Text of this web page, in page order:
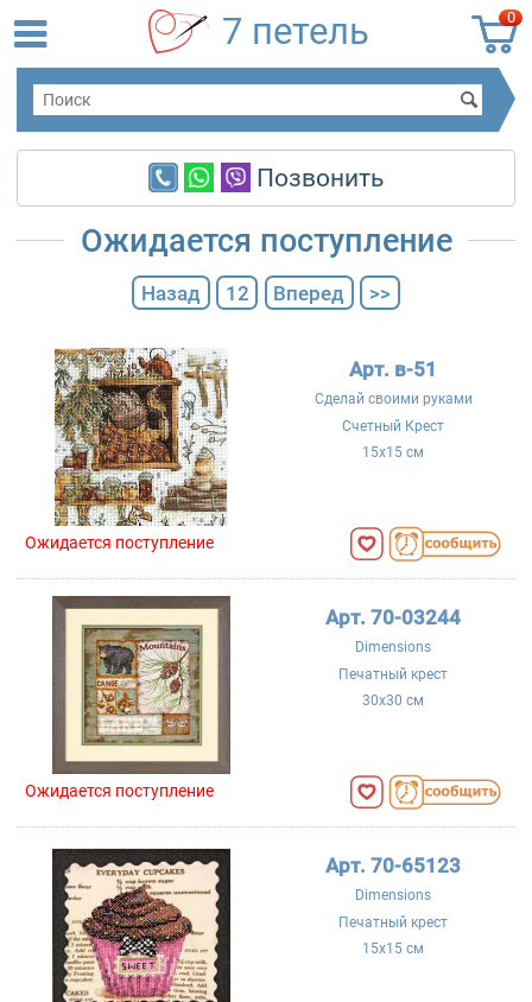
0
7 петель
Позвонить
Ожидается поступление
Назад 12 Вперед >>
Арт. в-51
Сделай своими руками
Счетный Крест
15x15 см
Ожидается поступление
Арт. 70-03244
Dimensions
Печатный крест
30x30 см
Ожидается поступление
Арт. 70-65123
Dimensions
Печатный крест
15x15 см